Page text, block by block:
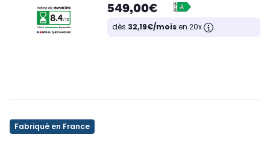
549,00€
dès 32,19€/moisen 20x
Fabriqué en France